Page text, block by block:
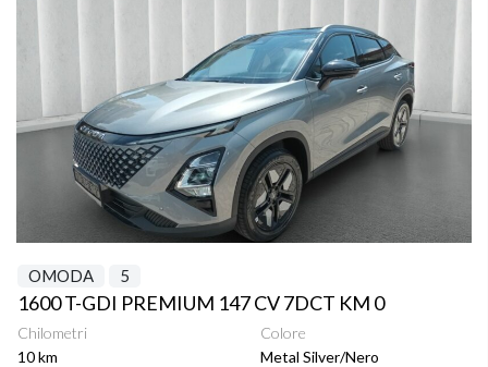
OMODA 5
1600 T-GDI PREMIUM 147 CV 7DCT KM 0
Chilometri
10 km
Colore
Metal Silver/Nero